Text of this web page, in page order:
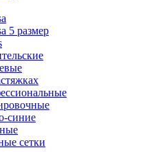
5 размер
синие
сетки